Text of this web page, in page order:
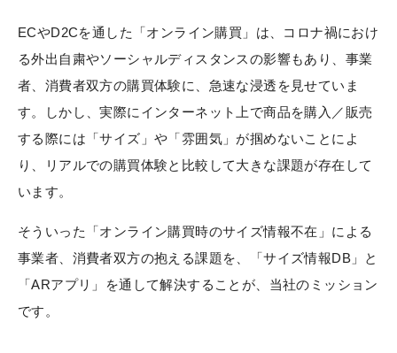
ECやD2Cを通した「オンライン購買」は、コロナ禍におけ
る外出自粛やソーシャルディスタンスの影響もあり、事業
者、消費者双方の購買体験に、急速な浸透を見せていま
す。しかし、実際にインターネット上で商品を購入／販売
する際には「サイズ」や「雰囲気」が掴めないことによ
り、リアルでの購買体験と比較して大きな課題が存在して
います。
そういった「オンライン購買時のサイズ情報不在」による
事業者、消費者双方の抱える課題を、「サイズ情報DB」と
「ARアプリ」を通して解決することが、当社のミッション
です。